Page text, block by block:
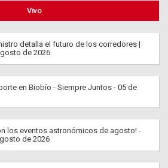
Vivo
detalla el futuro de los corredores |
de 2026
en Biobío - Siempre Juntos - 05 de
los eventos astronómicos de agosto! -
de 2026